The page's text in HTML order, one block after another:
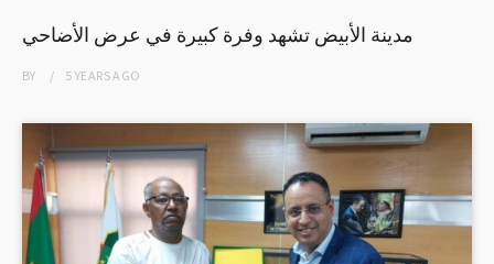
مدينة الأبيض تشهد وفرة كبيرة في عرض الأضاحي
BY 5 YEARSAGO